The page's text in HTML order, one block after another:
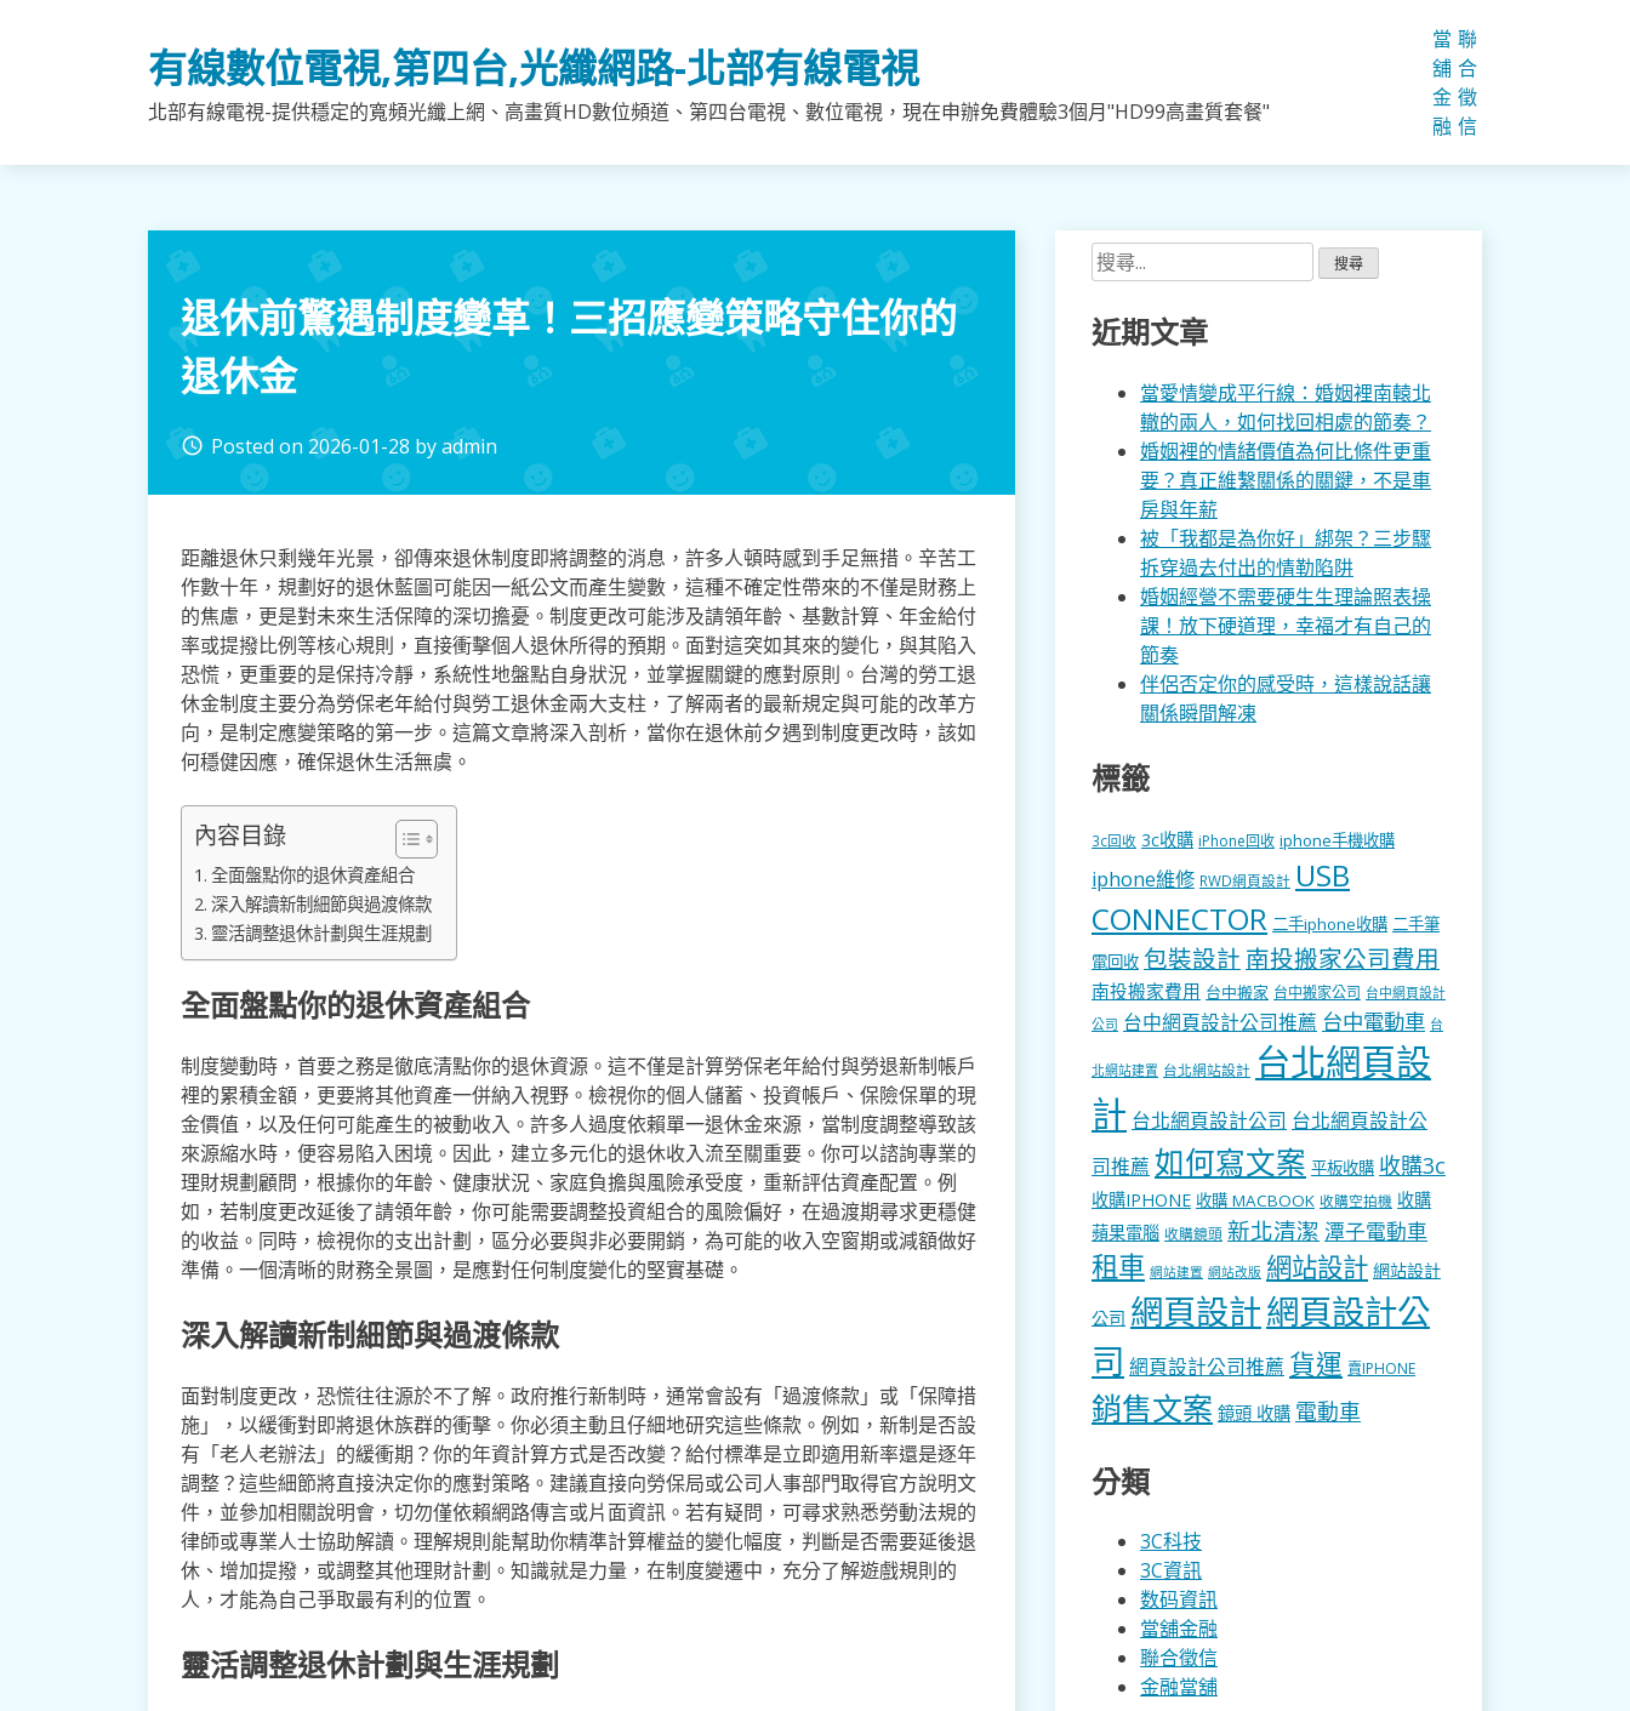
有線數位電視,第四台,光纖網路-北部有線電視
北部有線電視-提供穩定的寬頻光纖上網、高畫質HD數位頻道、第四台電視、數位電視，現在申辦免費體驗3個月"HD99高畫質套餐"
當
舖
金
融
聯
合
徵
信
退休前驚遇制度變革！三招應變策略守住你的
退休金
access_time Posted on2026-01-28 byadmin
距離退休只剩幾年光景，卻傳來退休制度即將調整的消息，許多人頓時感到手足無措。辛苦工
作數十年，規劃好的退休藍圖可能因一紙公文而產生變數，這種不確定性帶來的不僅是財務上
的焦慮，更是對未來生活保障的深切擔憂。制度更改可能涉及請領年齡、基數計算、年金給付
率或提撥比例等核心規則，直接衝擊個人退休所得的預期。面對這突如其來的變化，與其陷入
恐慌，更重要的是保持冷靜，系統性地盤點自身狀況，並掌握關鍵的應對原則。台灣的勞工退
休金制度主要分為勞保老年給付與勞工退休金兩大支柱，了解兩者的最新規定與可能的改革方
向，是制定應變策略的第一步。這篇文章將深入剖析，當你在退休前夕遇到制度更改時，該如
何穩健因應，確保退休生活無虞。
內容目錄
全面盤點你的退休資產組合
深入解讀新制細節與過渡條款
靈活調整退休計劃與生涯規劃
全面盤點你的退休資產組合
制度變動時，首要之務是徹底清點你的退休資源。這不僅是計算勞保老年給付與勞退新制帳戶
裡的累積金額，更要將其他資產一併納入視野。檢視你的個人儲蓄、投資帳戶、保險保單的現
金價值，以及任何可能產生的被動收入。許多人過度依賴單一退休金來源，當制度調整導致該
來源縮水時，便容易陷入困境。因此，建立多元化的退休收入流至關重要。你可以諮詢專業的
理財規劃顧問，根據你的年齡、健康狀況、家庭負擔與風險承受度，重新評估資產配置。例
如，若制度更改延後了請領年齡，你可能需要調整投資組合的風險偏好，在過渡期尋求更穩健
的收益。同時，檢視你的支出計劃，區分必要與非必要開銷，為可能的收入空窗期或減額做好
準備。一個清晰的財務全景圖，是應對任何制度變化的堅實基礎。
深入解讀新制細節與過渡條款
面對制度更改，恐慌往往源於不了解。政府推行新制時，通常會設有「過渡條款」或「保障措
施」，以緩衝對即將退休族群的衝擊。你必須主動且仔細地研究這些條款。例如，新制是否設
有「老人老辦法」的緩衝期？你的年資計算方式是否改變？給付標準是立即適用新率還是逐年
調整？這些細節將直接決定你的應對策略。建議直接向勞保局或公司人事部門取得官方說明文
件，並參加相關說明會，切勿僅依賴網路傳言或片面資訊。若有疑問，可尋求熟悉勞動法規的
律師或專業人士協助解讀。理解規則能幫助你精準計算權益的變化幅度，判斷是否需要延後退
休、增加提撥，或調整其他理財計劃。知識就是力量，在制度變遷中，充分了解遊戲規則的
人，才能為自己爭取最有利的位置。
靈活調整退休計劃與生涯規劃
搜
尋
關
鍵
近期文章
當愛情變成平行線：婚姻裡南轅北
轍的兩人，如何找回相處的節奏？
婚姻裡的情緒價值為何比條件更重
要？真正維繫關係的關鍵，不是車
房與年薪
被「我都是為你好」綁架？三步驟
拆穿過去付出的情勒陷阱
婚姻經營不需要硬生生理論照表操
課！放下硬道理，幸福才有自己的
節奏
伴侶否定你的感受時，這樣說話讓
關係瞬間解凍
標籤
3c回收 3c收購 iPhone回收 iphone手機收購
iphone維修 RWD網頁設計 USB
CONNECTOR 二手iphone收購 二手筆
電回收 包裝設計 南投搬家公司費用
南投搬家費用 台中搬家 台中搬家公司 台中網頁設計
公司 台中網頁設計公司推薦 台中電動車 台
北網站建置 台北網站設計 台北網頁設
計 台北網頁設計公司 台北網頁設計公
司推薦 如何寫文案 平板收購 收購3c
收購IPHONE 收購 MACBOOK 收購空拍機 收購
蘋果電腦 收購鏡頭 新北清潔 潭子電動車
租車 網站建置 網站改版 網站設計 網站設計
公司 網頁設計網頁設計公
司 網頁設計公司推薦 貨運 賣IPHONE
銷售文案 鏡頭 收購 電動車
分類
3C科技
3C資訊
数码資訊
當舖金融
聯合徵信
金融當舖